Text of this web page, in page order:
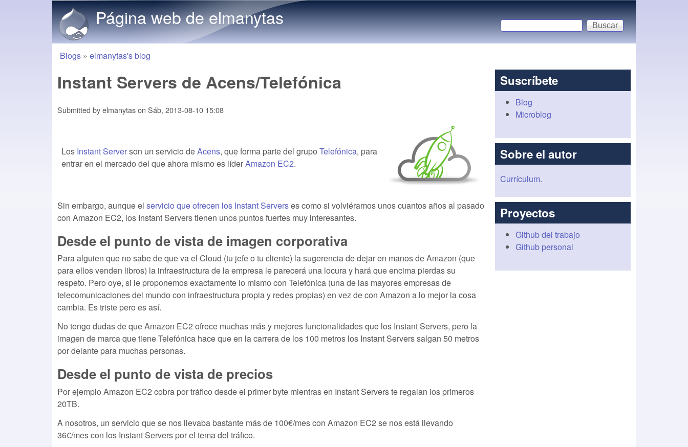
Skip to main content
Página web de elmanytas
Formulario de búsqueda
Buscar
You are here
Blogs » elmanytas's blog
Instant Servers de Acens/Telefónica
Submitted byelmanytason Sáb, 2013-08-10 15:08
Los Instant Serverson un servicio deAcens, que forma parte del grupo Telefónica, para
entrar en el mercado del que ahora mismo es líderAmazon EC2.
Sin embargo, aunque el servicio que ofrecen los Instant Serverses como si volviéramos unos cuantos años al pasado
con Amazon EC2, los Instant Servers tienen unos puntos fuertes muy interesantes.
Desde el punto de vista de imagen corporativa
Para alguien que no sabe de que va el Cloud (tu jefe o tu cliente) la sugerencia de dejar en manos de Amazon (que
para ellos venden libros) la infraestructura de la empresa le parecerá una locura y hará que encima pierdas su
respeto. Pero oye, si le proponemos exactamente lo mismo con Telefónica (una de las mayores empresas de
telecomunicaciones del mundo con infraestructura propia y redes propias) en vez de con Amazon a lo mejor la cosa
cambia. Es triste pero es así.
No tengo dudas de que Amazon EC2 ofrece muchas más y mejores funcionalidades que los Instant Servers, pero la
imagen de marca que tiene Telefónica hace que en la carrera de los 100 metros los Instant Servers salgan 50 metros
por delante para muchas personas.
Desde el punto de vista de precios
Por ejemplo Amazon EC2 cobra por tráfico desde el primer byte mientras en Instant Servers te regalan los primeros
20TB.
A nosotros, un servicio que se nos llevaba bastante más de 100€/mes con Amazon EC2 se nos está llevando
36€/mes con los Instant Servers por el tema del tráfico.
Suscríbete
Blog
Microblog
Sobre el autor
Currículum.
Proyectos
Github del trabajo
Github personal